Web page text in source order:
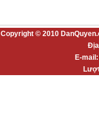
Copyright © 2010
E-